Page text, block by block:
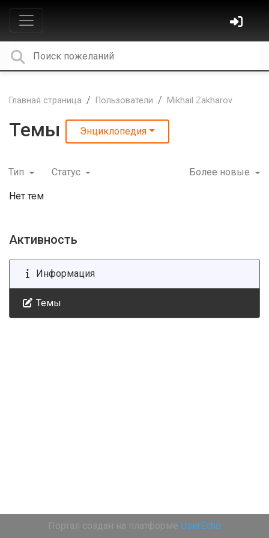
Главная страница Пользователи Mikhail Zakharov
Темы Энциклопедия
Тип Статус Более новые
Нет тем
Активность
Информация
Темы
Портал создан на платформе UserEcho